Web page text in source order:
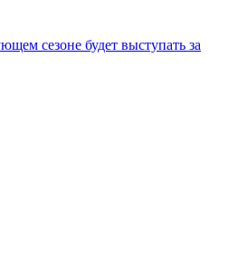
сезоне будет выступать за